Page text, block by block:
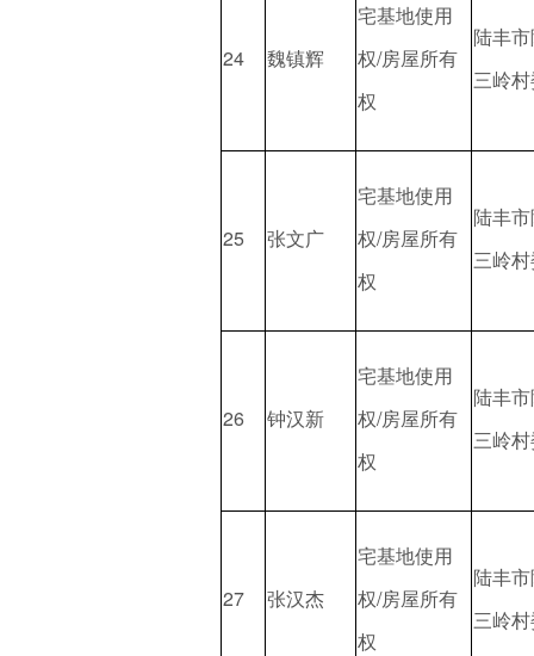
24 魏镇辉
宅基地使用
权/房屋所有
权
陆丰
三岭
25 张文广
宅基地使用
权/房屋所有
权
陆丰
三岭
26 钟汉新
宅基地使用
权/房屋所有
权
陆丰
三岭
27 张汉杰
宅基地使用
权/房屋所有
权
陆丰
三岭